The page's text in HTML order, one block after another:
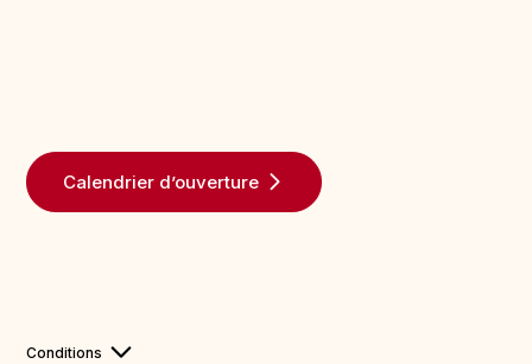
Calendrier d’ouverture
Conditions